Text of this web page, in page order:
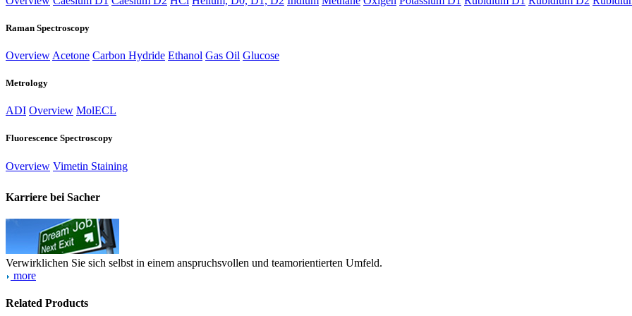
Raman Spectroscopy
Overview Acetone Carbon Hydride Ethanol Gas Oil Glucose
Metrology
ADI Overview MolECL
Fluorescence Spectroscopy
Overview Vimetin Staining
Karriere bei Sacher
Verwirklichen Sie sich selbst in einem anspruchsvollen und teamorientierten Umfeld.
more
Related Products